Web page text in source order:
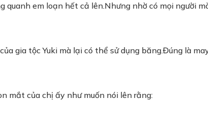
quanh em loạn hết cả lên.Nhưng nhờ có mọi người
gia tộc Yuki mà lại có thể sử dụng băng.Đúng là
mắt của chị ấy như muốn nói lên rằng: